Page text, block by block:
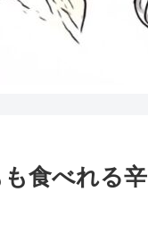
も食べれる